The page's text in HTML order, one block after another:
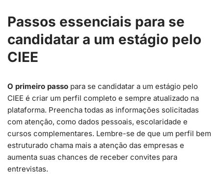
Passos essenciais para se
candidatar a um estágio pelo
CIEE
O primeiro passo para se candidatar a um estágio pelo
CIEE é criar um perfil completo e sempre atualizado na
plataforma. Preencha todas as informações solicitadas
com atenção, como dados pessoais, escolaridade e
cursos complementares. Lembre-se de que um perfil bem
estruturado chama mais a atenção das empresas e
aumenta suas chances de receber convites para
entrevistas.